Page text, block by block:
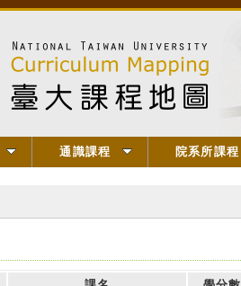
通識課程 院系所課程